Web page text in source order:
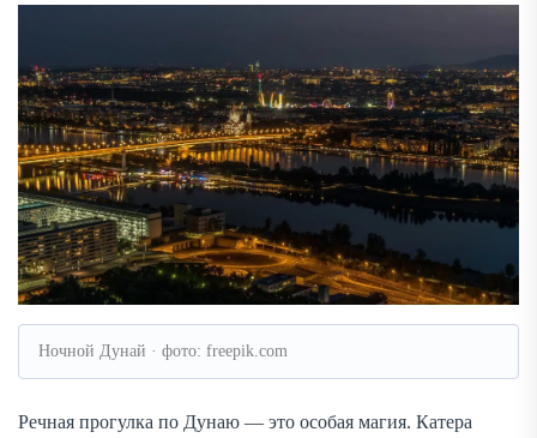
Ночной Дунай · фото: freepik.com
Речная прогулка по Дунаю — это особая магия. Катера